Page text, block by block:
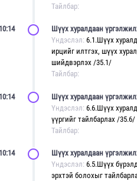
Тайлбар:
Шүүх хуралдаан
Үндэслэл: 6.1.Шүүх
ирцийг илтгэх, шүүх
шийдвэрлэх /35.1/
Тайлбар:
Шүүх хуралдаан
Үндэслэл: 6.6.Шүүх
үүргийг тайлбарлах /35.6/
Тайлбар:
Шүүх хуралдаан
Үндэслэл: 6.5.Шүүх
эрхтэй болохыг